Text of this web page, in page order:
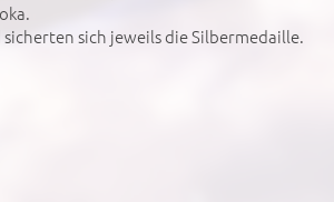
sich jeweils die Silbermedaille.